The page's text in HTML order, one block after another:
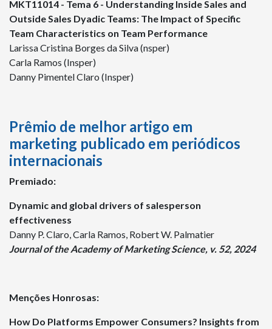
MKT11014 - Tema 6 - Understanding Inside Sales and
Outside Sales Dyadic Teams: The Impact of Specific
Team Characteristics on Team Performance
Larissa Cristina Borges da Silva (nsper)
Carla Ramos (Insper)
Danny Pimentel Claro (Insper)
Prêmio de melhor artigo em
marketing publicado em periódicos
internacionais
Premiado:
Dynamic and global drivers of salesperson
effectiveness
Danny P. Claro, Carla Ramos, Robert W. Palmatier
Journal of the Academy of Marketing Science, v. 52, 2024
Menções Honrosas:
How Do Platforms Empower Consumers? Insights from